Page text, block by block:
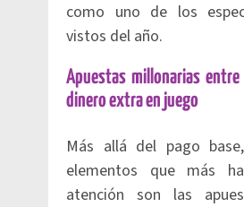
como uno de los
vistos del año.
Apuestas millonarias entre
dinero extra en juego
Más allá del pago
elementos que más
atención son las